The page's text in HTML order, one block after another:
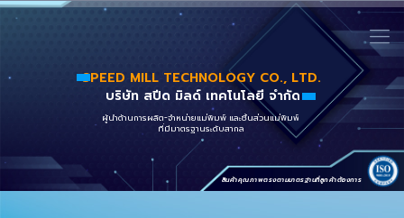
SPEED MILL TECHNOLOGY CO., LTD.
ผู้นำด้านการผลิต-จำหน่ายแม่พิมพ์ และชิ้นส่วนแม่พิมพ์
ที่มีมาตรฐานระดับสากล
สินค้าคุณภาพตรงตามมาตรฐานที่ลูกค้าต้องการ
บริษัท สปีด มิลด์ เทคโนโลยี จำกัด